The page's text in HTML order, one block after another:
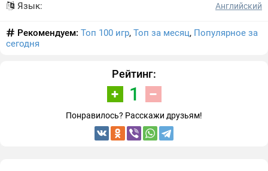
Язык: Английский
Рекомендуем: Топ 100 игр, Топ за месяц, Популярное за
сегодня
Рейтинг:
1
Понравилось? Расскажи друзьям!